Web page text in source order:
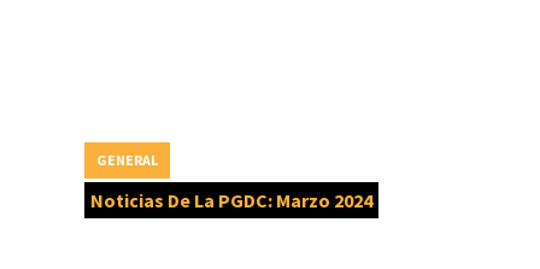
Noticias De La PGDC: Marzo 2024
GENERAL